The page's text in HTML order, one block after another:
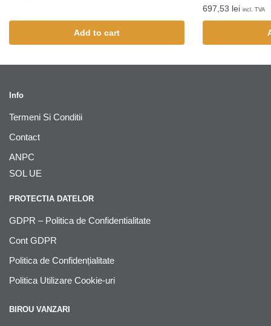
Add to cart
697,53 lei incl. TVA
Info
Termeni Si Conditii
Contact
ANPC
SOL UE
PROTECTIA DATELOR
GDPR – Politica de Confidentialitate
Cont GDPR
Politica de Confidențialitate
Politica Utilizare Cookie-uri
BIROU VANZARI